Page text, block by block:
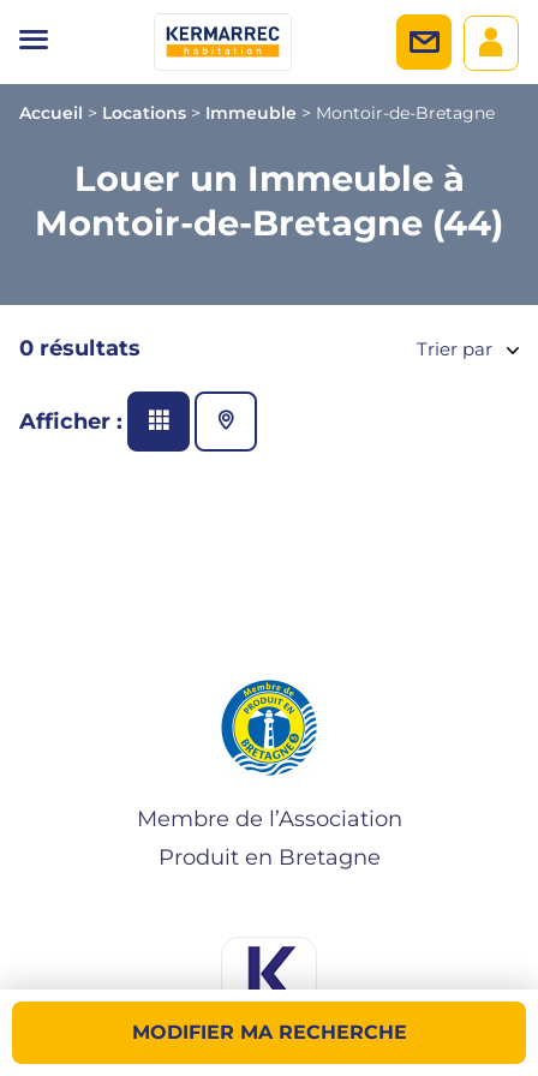
Accueil > Locations > Immeuble > Montoir-de-Bretagne
Louer un Immeuble à
Montoir-de-Bretagne (44)
MODIFIER MA RECHERCHE
0 résultats Trier par
Afficher :
Membre de l’Association
Produit en Bretagne